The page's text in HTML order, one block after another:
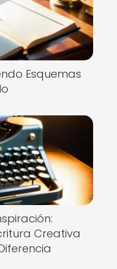
Esquemas
Creativa